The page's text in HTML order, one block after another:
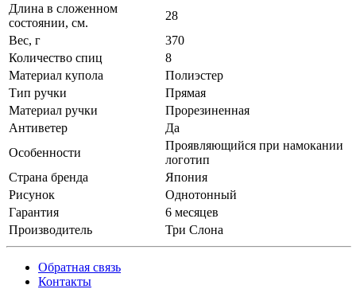
Длина в сложенном
состоянии, см.
28
Вес, г
370
Количество спиц
8
Материал купола
Полиэстер
Тип ручки
Прямая
Материал ручки
Прорезиненная
Антиветер
Да
Особенности
Проявляющийся при намокании
логотип
Страна бренда
Япония
Рисунок
Однотонный
Гарантия
6 месяцев
Производитель
Три Слона
Обратная связь
Контакты